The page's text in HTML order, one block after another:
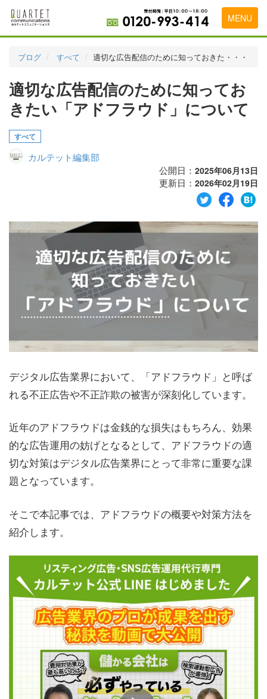
MENU
実績・お客様の声
初めて導入をお考えの方
代理店の乗り換えをお考えの方
会社概要
お問い合わせ
ブログ すべて 適切な広告配信のために知っておきた・・・
適切な広告配信のために知ってお
きたい「アドフラウド」について
すべて
カルテット編集部
公開日： 2025年06月13日
更新日： 2026年02月19日
デジタル広告業界において、「アドフラウド」と呼ば
れる不正広告や不正詐欺の被害が深刻化しています。
近年のアドフラウドは金銭的な損失はもちろん、効果
的な広告運用の妨げとなるとして、アドフラウドの適
切な対策はデジタル広告業界にとって非常に重要な課
題となっています。
そこで本記事では、アドフラウドの概要や対策方法を
紹介します。